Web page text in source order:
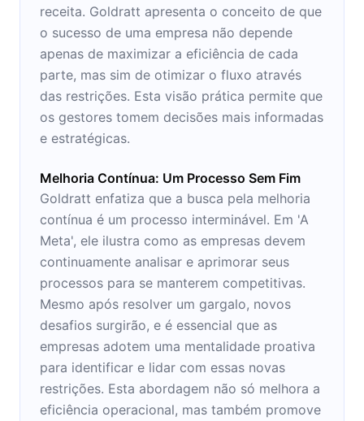
receita. Goldratt apresenta o conceito de que
o sucesso de uma empresa não depende
apenas de maximizar a eficiência de cada
parte, mas sim de otimizar o fluxo através
das restrições. Esta visão prática permite que
os gestores tomem decisões mais informadas
e estratégicas.
Melhoria Contínua: Um Processo Sem Fim
Goldratt enfatiza que a busca pela melhoria
contínua é um processo interminável. Em 'A
Meta', ele ilustra como as empresas devem
continuamente analisar e aprimorar seus
processos para se manterem competitivas.
Mesmo após resolver um gargalo, novos
desafios surgirão, e é essencial que as
empresas adotem uma mentalidade proativa
para identificar e lidar com essas novas
restrições. Esta abordagem não só melhora a
eficiência operacional, mas também promove